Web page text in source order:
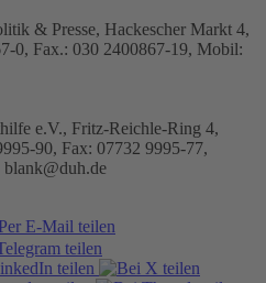
& Presse, Hackescher Markt 4,
0, Fax.: 030 2400867-19, Mobil:
e.V., Fritz-Reichle-Ring 4,
90, Fax: 07732 9995-77,